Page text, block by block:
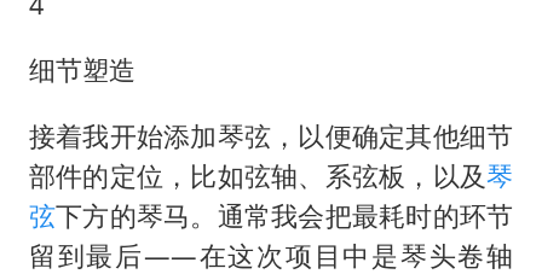
细节塑造
接着我开始添加琴弦，以便确定其他细节
部件的定位，比如弦轴、系弦板，以及琴
弦下方的琴马。通常我会把最耗时的环节
留到最后——在这次项目中是琴头卷轴